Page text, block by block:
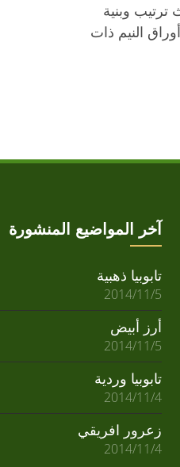
وبنية
النيم ذات
آخر المواضيع المنشورة
تابوبيا ذهبية
2014/11/5
أرز أبيض
2014/11/5
تابوبيا وردية
2014/11/4
زعرور افريقي
2014/11/4